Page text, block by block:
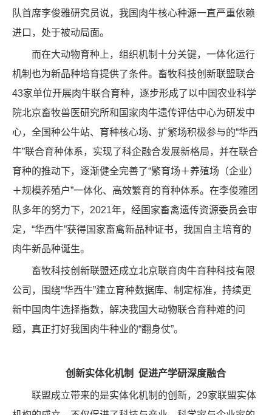
队首席李俊雅研究员说，我国肉牛核心种源一直严重依赖
进口，处于被动局面。
而在大动物育种上，组织机制十分关键，一体化运行
机制也为新品种培育提供了条件。畜牧科技创新联盟联合
43家单位开展肉牛联合育种，逐步形成了以中国农业科学
院北京畜牧兽医研究所和国家肉牛遗传评估中心为研发中
心，全国种公牛站、育种核心场、扩繁场积极参与的“华西
牛”联合育种体系，实现了科企融合发展新格局，并在联合
育种的推动下，逐渐健全完善了“繁育场＋养殖场（企业）
＋规模养殖户”一体化、高效繁育的育种体系。在李俊雅团
队多年的努力下，2021年，经国家畜禽遗传资源委员会审
定，“华西牛”获得国家畜禽新品种证书，我国自主培育的
肉牛新品种诞生。
畜牧科技创新联盟还成立北京联育肉牛育种科技有限
公司，围绕“华西牛”建立育种数据库、制定标准，持续更
新中国肉牛选择指数，解决我国大动物联合育种难的问
题，真正打好我国肉牛种业的“翻身仗”。
创新实体化机制 促进产学研深度融合
联盟成立带来的是实体化机制的创新，29家联盟实体